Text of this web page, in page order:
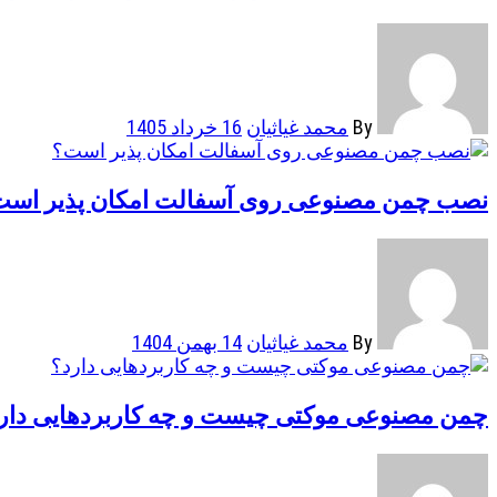
محمد غیاثیان 16 خرداد 1405
نصب چمن مصنوعی روی آسفالت امکان پذیر
محمد غیاثیان 14 بهمن 1404
چمن مصنوعی موکتی چیست و چه کاربردهایی